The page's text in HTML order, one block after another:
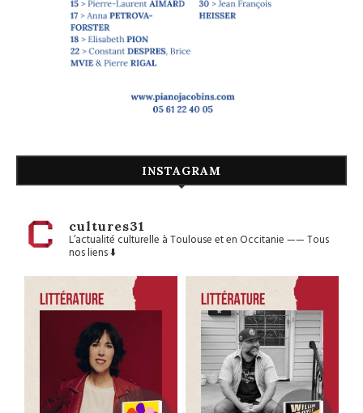
INSTAGRAM
cultures31
L’actualité culturelle à Toulouse et en Occitanie——Tous
nos liens ⬇️